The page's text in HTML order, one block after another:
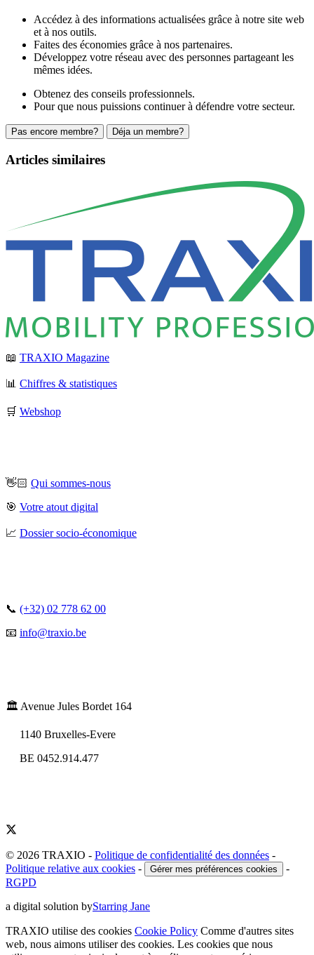
Accédez à des informations actualisées grâce à notre site web
et à nos outils.
Faites des économies grâce à nos partenaires.
Développez votre réseau avec des personnes partageant les
mêmes idées.
Obtenez des conseils professionnels.
Pour que nous puissions continuer à défendre votre secteur.
Pas encore membre? Déja un membre?
Articles similaires
📖 TRAXIO Magazine
📊 Chiffres & statistiques
🛒 Webshop
👋🏻 Qui sommes-nous
🎯 Votre atout digital
📈 Dossier socio-économique
📞 (+32) 02 778 62 00
📧 info@traxio.be
🏛️ Avenue Jules Bordet 164
1140 Bruxelles-Evere
BE 0452.914.477
© 2026 TRAXIO - Politique de confidentialité des données -
Politique relative aux cookies - Gérer mes préférences cookies
-
RGPD
a digital solution byStarring Jane
TRAXIO utilise des cookies Cookie Policy Comme d'autres sites
web, nous aimons utiliser des cookies. Les cookies que nous